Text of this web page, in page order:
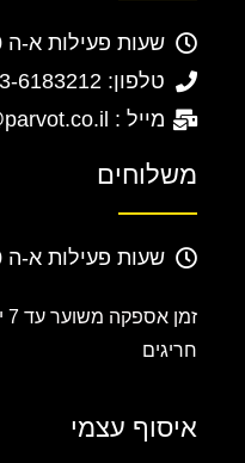
שעות פעילות א-ה 10:00-16:00
טלפון: 03-6183212
מייל : Moshe@parvot.co.il
משלוחים
שעות פעילות א-ה 10:00-16:00
זמן אספקה משוער עד 7 ימי עסקים-
חריגים
איסוף עצמי